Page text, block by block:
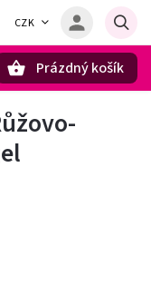
CZK
Prázdný košík